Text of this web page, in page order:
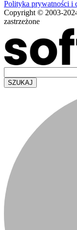
Polityka prywatności i
Copyright © 2003-
zastrzeżone